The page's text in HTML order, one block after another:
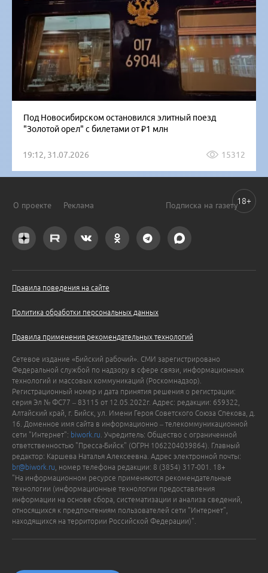
Под Новосибирском остановился элитный поезд
"Золотой орел" с билетами от ₽1 млн
19:12, 31.07.2026 15312
О проекте Реклама Подписка на газету
Правила поведения на сайте
Политика обработки персональных данных
Правила применения рекомендательных технологий
Сетевое издание «Бийский рабочий». СМИ зарегистрировано
Федеральной службой по надзору в сфере связи, информационных
технологий и массовых коммуникаций (Роскомнадзор).
Регистрационный номер и дата принятия решения о регистрации:
серия Эл № ФС77 – 83115 от 12.05.2022г. Адрес: редакции: 659322,
Алтайский край, г. Бийск, ул. Имени Героя Советского Союза Спекова, д.
16. Доменное имя сайта в информационно – телекоммуникационной
сети "Интернет": biwork.ru . Учредитель: Общество с ограниченной
ответственностью "Пресса-Бийск" (ОГРН 1062204039864). Главный
редактор: Каршева Наталья Алексеевна. Адрес электронной почты:
br@biwork.ru , номер телефона редакции: 8 (3854) 317-001. 18+
"На информационном ресурсе применяются рекомендательные
технологии (информационные технологии предоставления
информации на основе сбора, систематизации и анализа сведений,
относящихся к предпочтениям пользователей сети "Интернет",
находящихся на территории Российской Федерации)".
18+